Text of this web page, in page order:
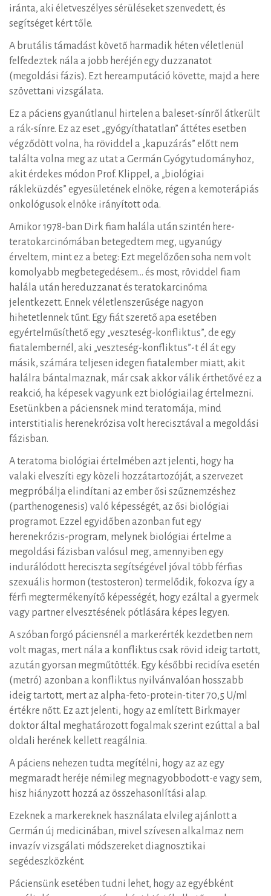
iránta, aki életveszélyes sérüléseket szenvedett, és
segítséget kért tőle.
A brutális támadást követő harmadik héten véletlenül
felfedeztek nála a jobb heréjén egy duzzanatot
(megoldási fázis). Ezt hereamputáció követte, majd a here
szövettani vizsgálata.
Ez a páciens gyanútlanul hirtelen a baleset-sínről átkerült
a rák-sínre. Ez az eset „gyógyíthatatlan” áttétes esetben
végződött volna, ha röviddel a „kapuzárás” előtt nem
találta volna meg az utat a Germán Gyógytudományhoz,
akit érdekes módon Prof. Klippel, a „biológiai
rákleküzdés” egyesületének elnöke, régen a kemoterápiás
onkológusok elnöke irányított oda.
Amikor 1978-ban Dirk fiam halála után szintén here-
teratokarcinómában betegedtem meg, ugyanúgy
érveltem, mint ez a beteg: Ezt megelőzően soha nem volt
komolyabb megbetegedésem… és most, röviddel fiam
halála után hereduzzanat és teratokarcinóma
jelentkezett. Ennek véletlenszerűsége nagyon
hihetetlennek tűnt. Egy fiát szerető apa esetében
egyértelműsíthető egy „veszteség-konfliktus”, de egy
fiatalembernél, aki „veszteség-konfliktus”-t él át egy
másik, számára teljesen idegen fiatalember miatt, akit
halálra bántalmaznak, már csak akkor válik érthetővé ez a
reakció, ha képesek vagyunk ezt biológiailag értelmezni.
Esetünkben a páciensnek mind teratomája, mind
interstitialis herenekrózisa volt herecisztával a megoldási
fázisban.
A teratoma biológiai értelmében azt jelenti, hogy ha
valaki elveszíti egy közeli hozzátartozóját, a szervezet
megpróbálja elindítani az ember ősi szűznemzéshez
(parthenogenesis) való képességét, az ősi biológiai
programot. Ezzel egyidőben azonban fut egy
herenekrózis-program, melynek biológiai értelme a
megoldási fázisban valósul meg, amennyiben egy
indurálódott hereciszta segítségével jóval több férfias
szexuális hormon (testosteron) termelődik, fokozva így a
férfi megtermékenyítő képességét, hogy ezáltal a gyermek
vagy partner elvesztésének pótlására képes legyen.
A szóban forgó páciensnél a markerérték kezdetben nem
volt magas, mert nála a konfliktus csak rövid ideig tartott,
azután gyorsan megműtötték. Egy későbbi recidíva esetén
(metró) azonban a konfliktus nyilvánvalóan hosszabb
ideig tartott, mert az alpha-feto-protein-titer 70,5 U/ml
értékre nőtt. Ez azt jelenti, hogy az említett Birkmayer
doktor által meghatározott fogalmak szerint ezúttal a bal
oldali herének kellett reagálnia.
A páciens nehezen tudta megítélni, hogy az az egy
megmaradt heréje némileg megnagyobbodott-e vagy sem,
hisz hiányzott hozzá az összehasonlítási alap.
Ezeknek a markereknek használata elvileg ajánlott a
Germán új medicinában, mivel szívesen alkalmaz nem
invazív vizsgálati módszereket diagnosztikai
segédeszközként.
Páciensünk esetében tudni lehet, hogy az egyébként